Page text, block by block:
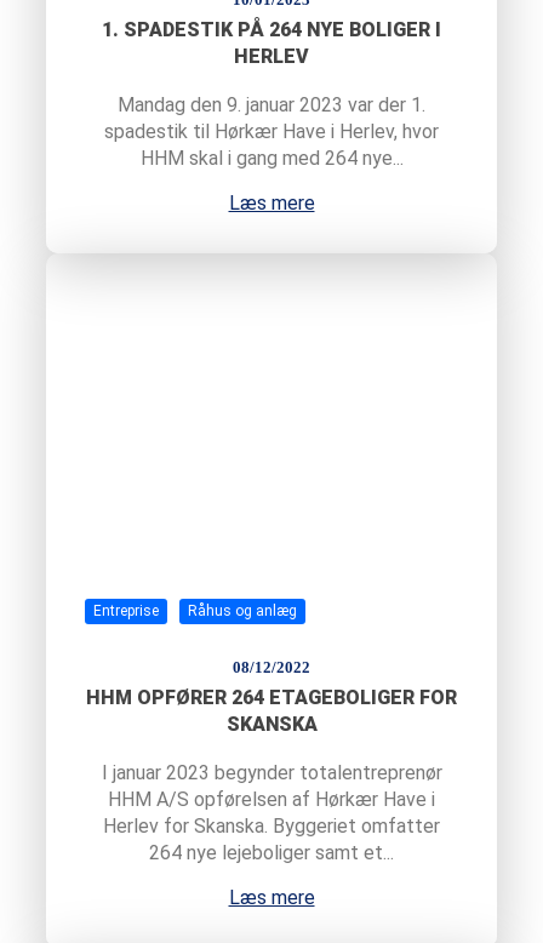
1. SPADESTIK PÅ 264 NYE BOLIGER I
HERLEV
Mandag den 9. januar 2023 var der 1.
spadestik til Hørkær Have i Herlev, hvor
HHM skal i gang med 264 nye...
Læs mere
Entreprise Råhus og anlæg
08/12/2022
HHM OPFØRER 264 ETAGEBOLIGER FOR
SKANSKA
I januar 2023 begynder totalentreprenør
HHM A/S opførelsen af Hørkær Have i
Herlev for Skanska. Byggeriet omfatter
264 nye lejeboliger samt et...
Læs mere